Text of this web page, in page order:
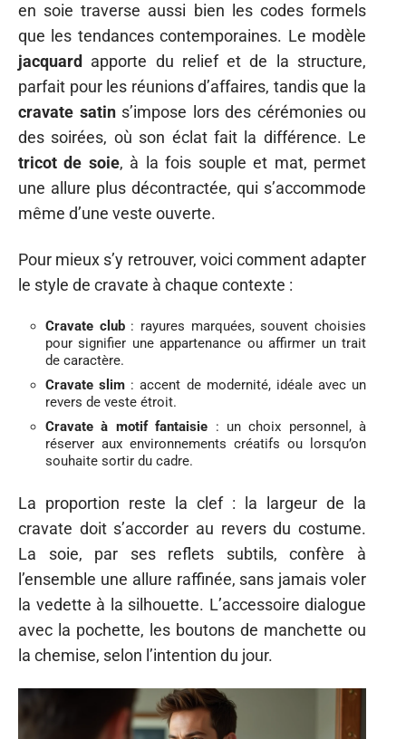
en soie traverse aussi bien les codes formels
que les tendances contemporaines. Le modèle
jacquard
apporte du relief et de la structure,
parfait pour les réunions d’affaires, tandis que la
cravate satins’impose lors des cérémonies ou
des soirées, où son éclat fait la différence. Le
tricot de soie, à la fois souple et mat, permet
une allure plus décontractée, qui s’accommode
même d’une veste ouverte.
Pour mieux s’y retrouver, voici comment adapter
le style de cravate à chaque contexte :
Cravate club: rayures marquées, souvent choisies
pour signifier une appartenance ou affirmer un trait
de caractère.
Cravate slim : accent de modernité, idéale avec un
revers de veste étroit.
Cravate à motif fantaisie : un choix personnel, à
réserver aux environnements créatifs ou lorsqu’on
souhaite sortir du cadre.
La proportion reste la clef : la largeur de la
cravate doit s’accorder au revers du costume.
La soie, par ses reflets subtils, confère à
l’ensemble une allure raffinée, sans jamais voler
la vedette à la silhouette. L’accessoire dialogue
avec la pochette, les boutons de manchette ou
la chemise, selon l’intention du jour.